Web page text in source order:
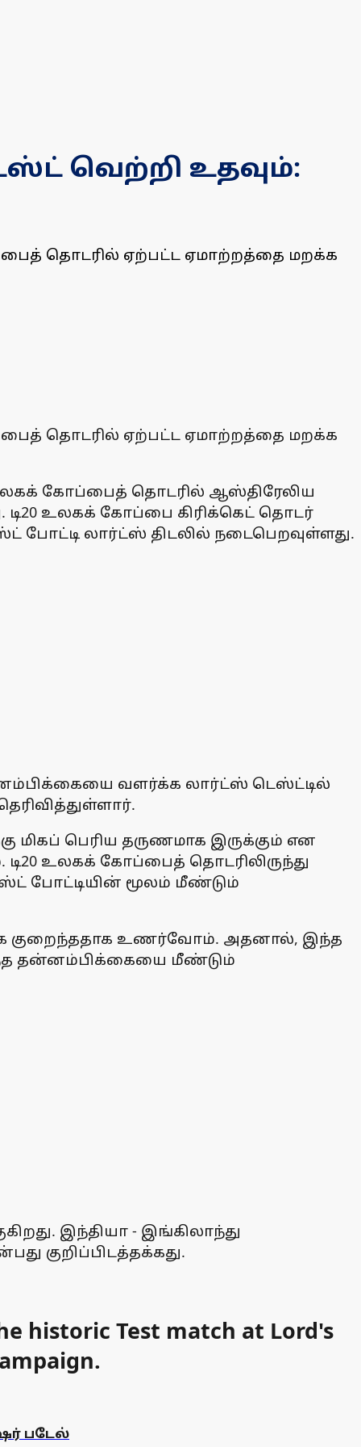
வெற்றி உதவும்:
தொடரில் ஏற்பட்ட ஏமாற்றத்தை மறக்க
தொடரில் ஏற்பட்ட ஏமாற்றத்தை மறக்க
கோப்பைத் தொடரில் ஆஸ்திரேலிய
உலகக் கோப்பை கிரிக்கெட் தொடர்
போட்டி லார்ட்ஸ் திடலில் நடைபெறவுள்ளது.
வளர்க்க லார்ட்ஸ் டெஸ்ட்டில்
மிகப் பெரிய தருணமாக இருக்கும் என
உலகக் கோப்பைத் தொடரிலிருந்து
போட்டியின் மூலம் மீண்டும்
குறைந்ததாக உணர்வோம். அதனால், இந்த
தன்னம்பிக்கையை மீண்டும்
இந்தியா - இங்கிலாந்து
குறிப்பிடத்தக்கது.
historic Test match at Lord's
படேல்